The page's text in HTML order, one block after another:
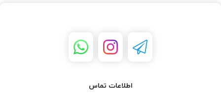
اطلاعات تماس